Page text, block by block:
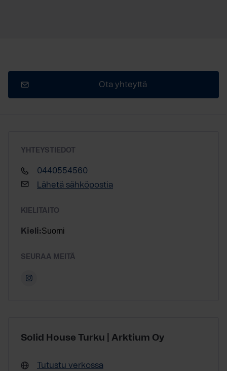
Ota yhteyttä
YHTEYSTIEDOT
0440554560
Lähetä sähköpostia
KIELITAITO
Kieli:Suomi
SEURAA MEITÄ
Solid House Turku | Arktium Oy
Tutustu verkossa